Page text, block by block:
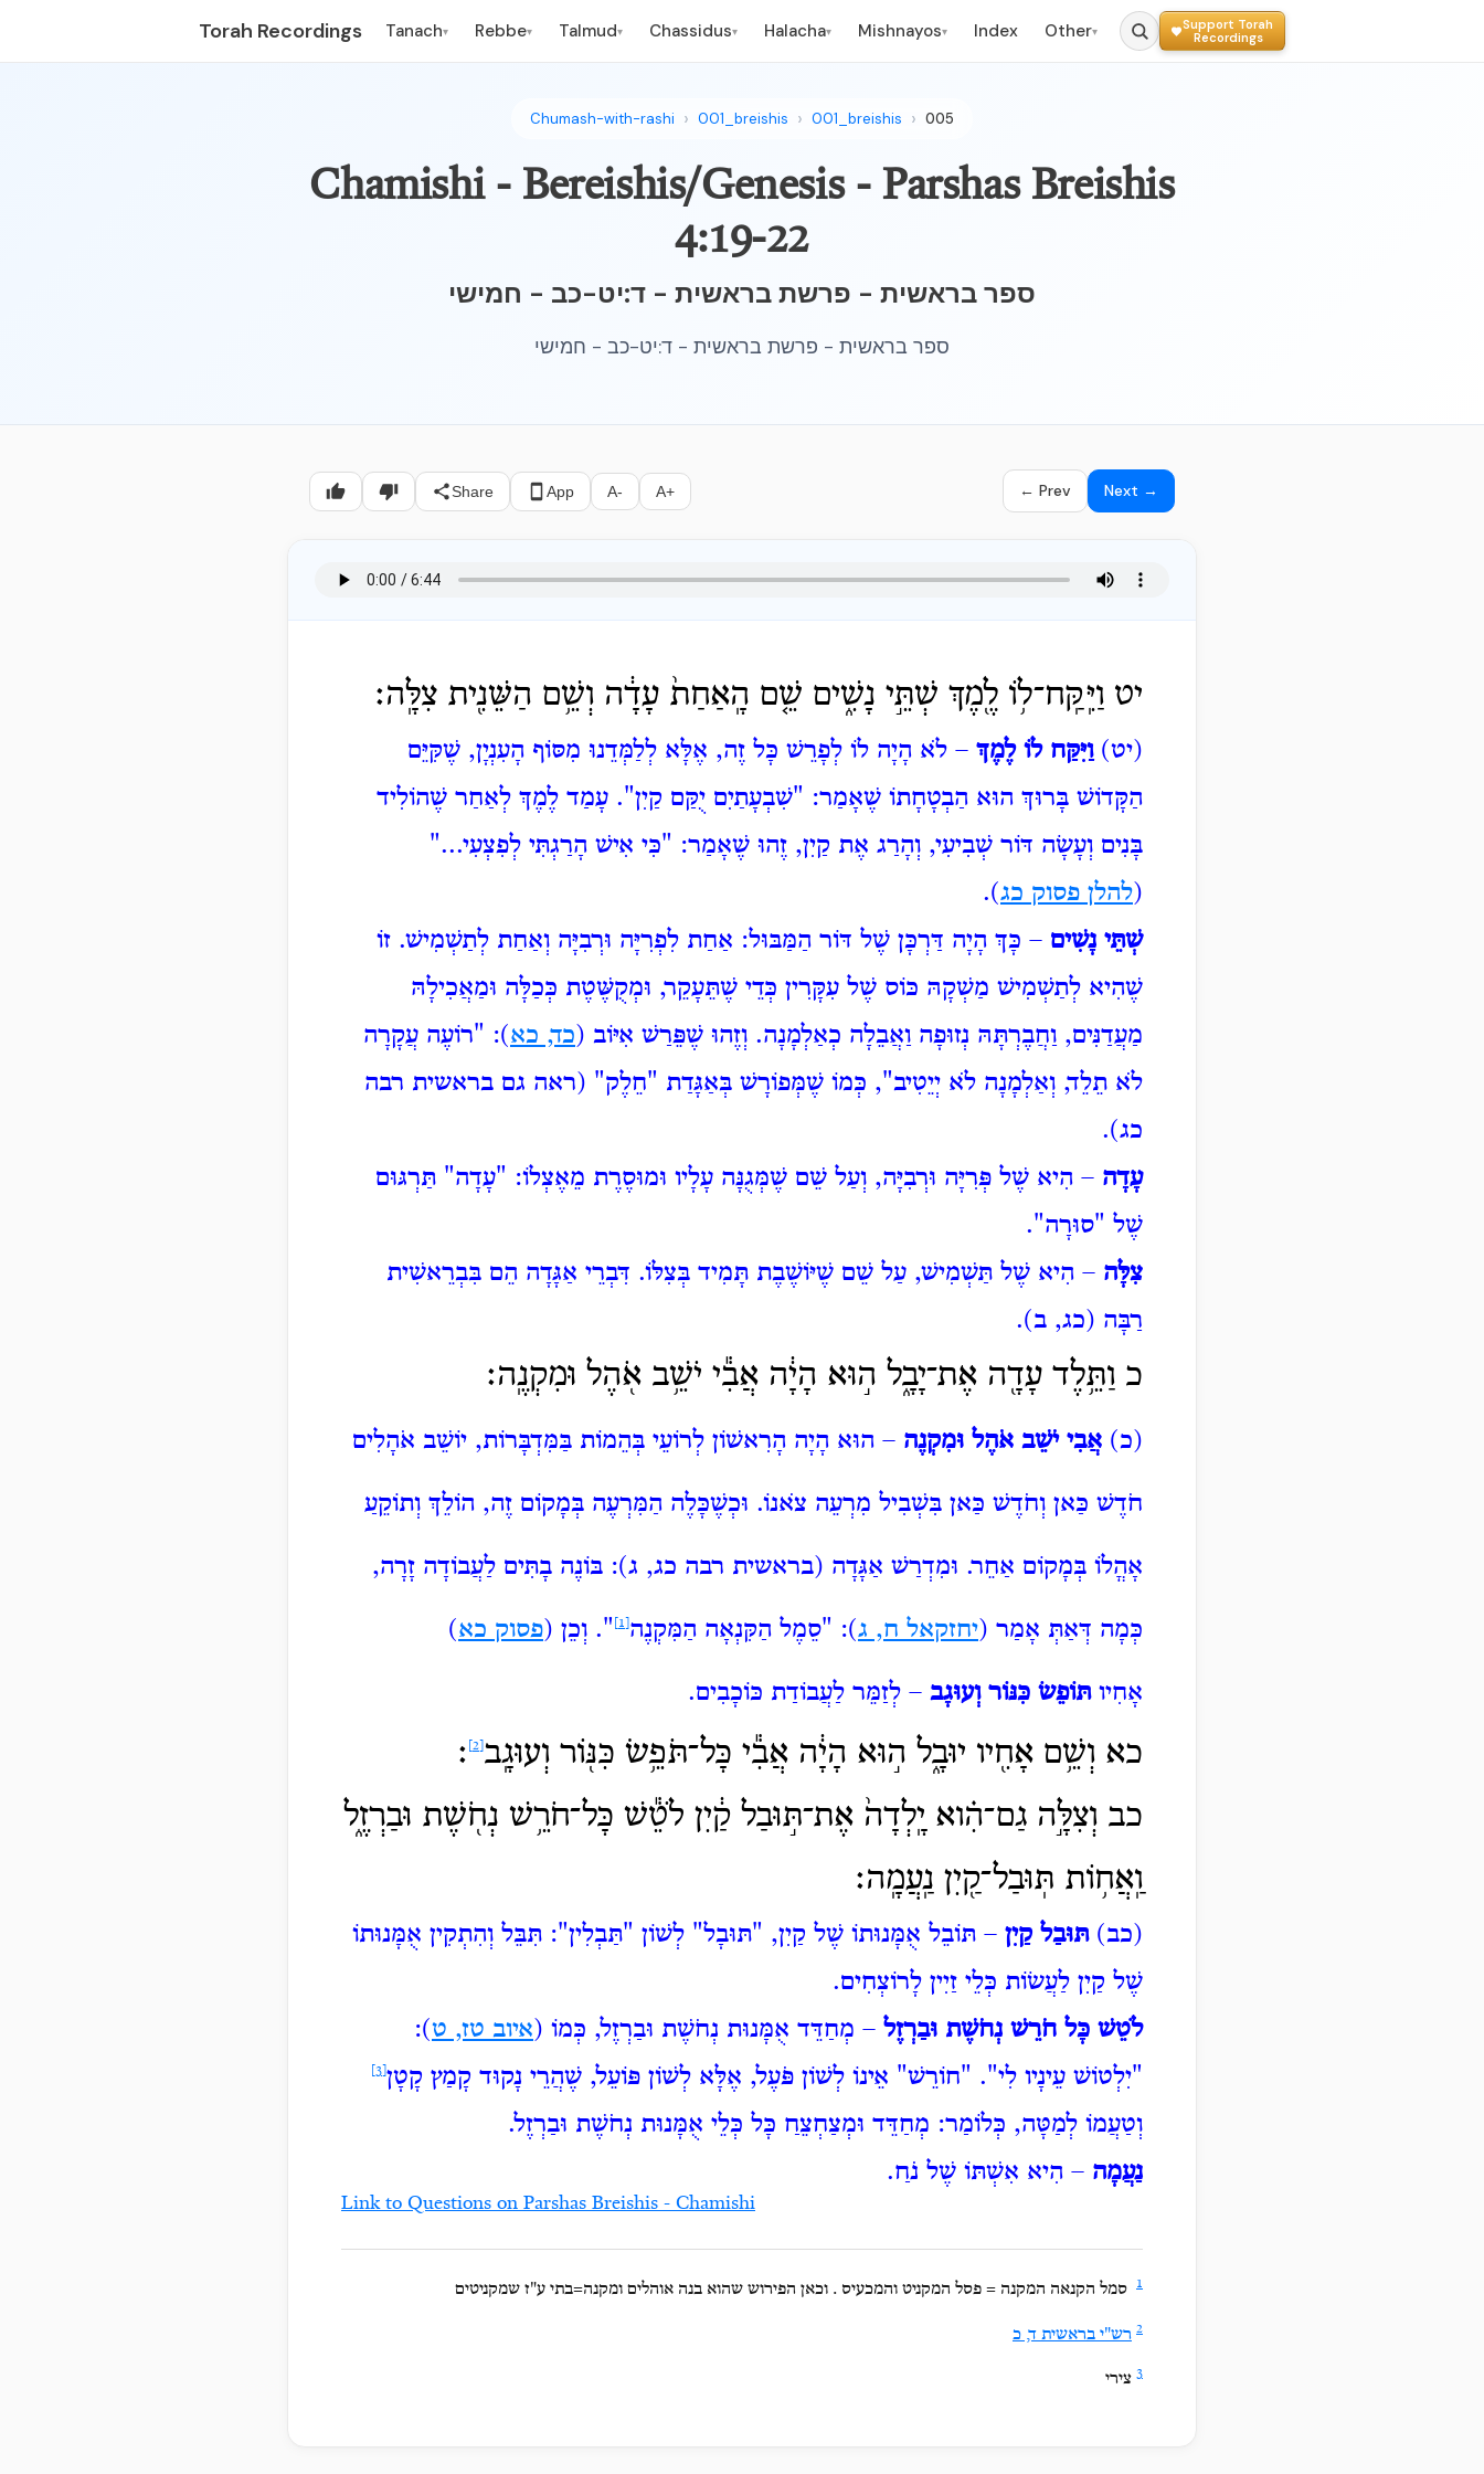
Torah Recordings Tanach▾ Rebbe▾ Talmud▾ Chassidus▾ Halacha▾ Mishnayos▾ Index Other▾
Support Torah
Recordings
Chumash-with-rashi 001_breishis 001_breishis 005
Chamishi - Bereishis/Genesis - Parshas Breishis
4:19-22
ספר בראשית - פרשת בראשית - ד:יט-כב - חמישי
ספר בראשית - פרשת בראשית - ד:יט-כב - חמישי
Share App A- A+ ← Prev Next →
יט וַיִּֽקַּֽח־ל֥וֹ לֶ֖מֶךְ שְׁתֵּ֣י נָשִׁ֑ים שֵׁ֤ם הָֽאַחַת֙ עָדָ֔ה וְשֵׁ֥ם הַשֵּׁנִ֖ית צִלָּֽה׃
(יט)וַיִּקַּח לוֹ לֶמֶךְ – לֹא הָיָה לוֹ לְפָרֵשׁ כָּל זֶה, אֶלָּא לְלַמְּדֵנוּ מִסּוֹף הָעִנְיָן, שֶׁקִּיֵּם
הַקָּדוֹשׁ בָּרוּךְ הוּא הַבְטָחָתוֹ שֶׁאָמַר: "שִׁבְעָתַיִם יֻקַּם קַיִן". עָמַד לֶמֶךְ לְאַחַר שֶׁהוֹלִיד
בָּנִים וְעָשָׂה דּוֹר שְׁבִיעִי, וְהָרַג אֶת קַיִן, זֶהוּ שֶׁאָמַר: "כִּי אִישׁ הָרַגְתִּי לְפִצְעִי..."
(להלן פסוק כג).
שְׁתֵּי נָשִׁים – כָּךְ הָיָה דַּרְכָּן שֶׁל דּוֹר הַמַּבּוּל: אַחַת לִפְרִיָּה וּרְבִיָּה וְאַחַת לְתַשְׁמִישׁ. זוֹ
שֶׁהִיא לְתַשְׁמִישׁ מַשְׁקָהּ כּוֹס שֶׁל עִקָּרִין כְּדֵי שֶׁתֵּעָקֵר, וּמְקֻשֶּׁטֶת כְּכַלָּה וּמַאֲכִילָהּ
מַעֲדַנִּים, וַחֲבֶרְתָּהּ נְזוּפָה וַאֲבֵלָה כְאַלְמָנָה. וְזֶהוּ שֶׁפֵּרַשׁ אִיּוֹב (כד, כא): "רוֹעֶה עֲקָרָה
לֹא תֵלֵד, וְאַלְמָנָה לֹא יְיֵטִיב", כְּמוֹ שֶׁמְּפוֹרָשׁ בְּאַגָּדַת "חֵלֶק" (ראה גם בראשית רבה
כג).
עָדָה – הִיא שֶׁל פְּרִיָּה וּרְבִיָּה, וְעַל שֵׁם שֶׁמְּגֻנָּה עָלָיו וּמוּסֶרֶת מֵאֶצְלוֹ: "עָדָה" תַּרְגּוּם
שֶׁל "סוּרָה".
צִלָּה – הִיא שֶׁל תַּשְׁמִישׁ, עַל שֵׁם שֶׁיּוֹשֶׁבֶת תָּמִיד בְּצִלּוֹ. דִּבְרֵי אַגָּדָה הֵם בִּבְרֵאשִׁית
רַבָּה (כג, ב).
כ וַתֵּ֥לֶד עָדָ֖ה אֶת־יָבָ֑ל ה֣וּא הָיָ֔ה אֲבִ֕י יֹשֵׁ֥ב אֹ֖הֶל וּמִקְנֶֽה׃
(כ) אֲבִי יֹשֵׁב אֹהֶל וּמִקְנֶה – הוּא הָיָה הָרִאשׁוֹן לְרוֹעֵי בְּהֵמוֹת בַּמִּדְבָּרוֹת, יוֹשֵׁב אֹהָלִים
חֹדֶשׁ כַּאן וְחֹדֶשׁ כַּאן בִּשְׁבִיל מִרְעֵה צֹאנוֹ. וּכְשֶׁכָּלֶה הַמִּרְעֶה בְּמָקוֹם זֶה, הוֹלֵךְ וְתוֹקֵעַ
אָהֳלוֹ בְּמָקוֹם אַחֵר. וּמִדְרַשׁ אַגָּדָה (בראשית רבה כג, ג): בּוֹנֶה בָתִּים לַעֲבוֹדָה זָרָה,
כְּמָה דְּאַתְּ אָמַר (יחזקאל ח, ג): "סֵמֶל הַקִּנְאָה הַמִּקְנֶה ". וְכֵן (פסוק כא)
אָחִיותּוֹפֵשׂ כִּנּוֹר וְעוּגָב – לְזַמֵּר לַעֲבוֹדַת כּוֹכָבִים.
כא וְשֵׁ֥ם אָחִ֖יו יוּבָ֑ל ה֣וּא הָיָ֔ה אֲבִ֕י כָּל־תֹּפֵ֥שׂ כִּנּ֖וֹר וְעוּגָֽב ׃
כב וְצִלָּ֣ה גַם־הִ֗וא יָֽלְדָה֙ אֶת־תּ֣וּבַל קַ֔יִן לֹטֵ֕שׁ כָּל־חֹרֵ֥שׁ נְחֹ֖שֶׁת וּבַרְזֶ֑ל
וַֽאֲח֥וֹת תּֽוּבַל־קַ֖יִן נַֽעֲמָֽה׃
(כב)תּוּבַל קַיִן – תּוֹבֵל אֻמָּנוּתוֹ שֶׁל קַיִן, "תּוּבָל" לְשׁוֹן "תַּבְלִין": תִּבֵּל וְהִתְקִין אֻמָּנוּתוֹ
שֶׁל קַיִן לַעֲשׂוֹת כְּלֵי זַיִין לָרוֹצְחִים.
לֹטֵשׁ כָּל חֹרֵשׁ נְחֹשֶׁת וּבַרְזֶל – מְחַדֵּד אֻמָּנוּת נְחֹשֶׁת וּבַרְזֶל, כְּמוֹ (איוב טז, ט):
"יִלְטוֹשׁ עֵינָיו לִי". "חוֹרֵשׁ" אֵינוֹ לְשׁוֹן פֹּעֶל, אֶלָּא לְשׁוֹן פּוֹעֵל, שֶׁהֲרֵי נָקוּד קָמַץ קָטָן
וְטַעֲמוֹ לְמַטָּה, כְּלוֹמַר: מְחַדֵּד וּמְצַחְצֵחַ כָּל כְּלֵי אֻמָּנוּת נְחֹשֶׁת וּבַרְזֶל.
נַעֲמָה – הִיא אִשְׁתּוֹ שֶׁל נֹחַ.
Link to Questions on Parshas Breishis - Chamishi
1 סמל הקנאה המקנה = פסל המקניט והמכעיס . וכאן הפירוש שהוא בנה אוהלים ומקנה=בתי ע"ז שמקניטים
2 רש"י בראשית ד, כ
3 צירי